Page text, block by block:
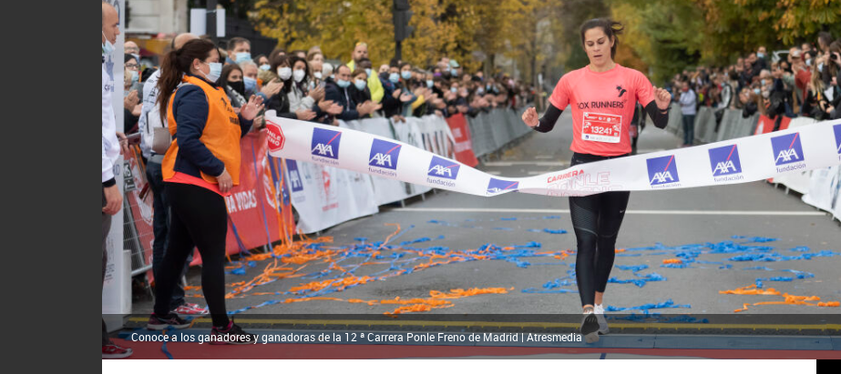
Conoce a los ganadores y ganadoras de la 12 ª Carrera Ponle Freno de Madrid | Atresmedia